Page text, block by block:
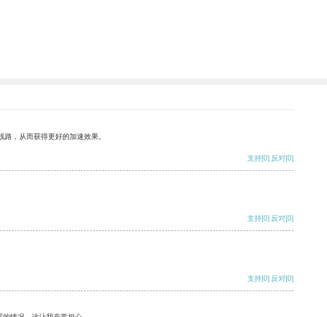
，从而获得更好的加速效果。
支持[0] 反对[0]
支持[0] 反对[0]
支持[0] 反对[0]